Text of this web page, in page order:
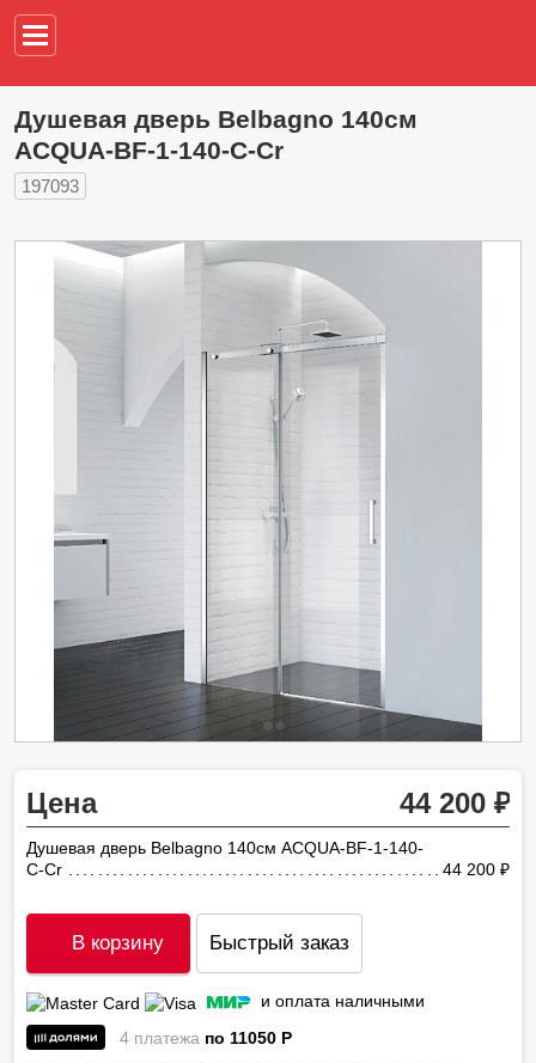
Душевая дверь Belbagno 140см
ACQUA-BF-1-140-C-Cr
197093
Цена 44 200
Душевая дверь Belbagno 140см ACQUA-BF-1-140-
C-Cr
44 200
В корзину Быстрый заказ
и оплата наличными
4 платежа по 11050 P